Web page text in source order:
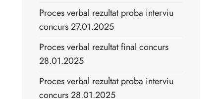
Proces verbal rezultat proba interviu
concurs 27.01.2025
Proces verbal rezultat final concurs
28.01.2025
Proces verbal rezultat proba interviu
concurs 28.01.2025